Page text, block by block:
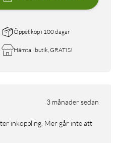
Öppet köp i 100 dagar
Hämta i butik, GRATIS!
3 månader sedan